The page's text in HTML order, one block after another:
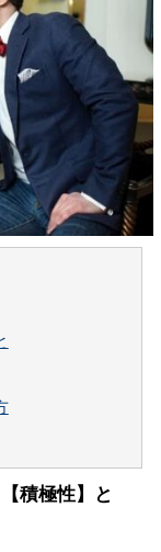
【積極性】と